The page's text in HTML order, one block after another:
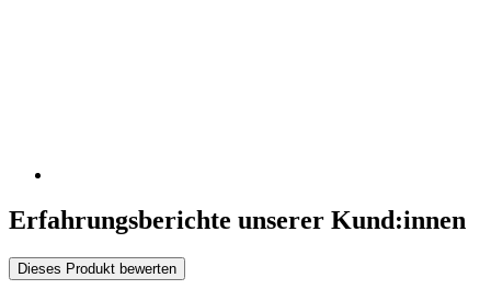
Erfahrungsberichte unserer Kund:innen
Dieses Produkt bewerten